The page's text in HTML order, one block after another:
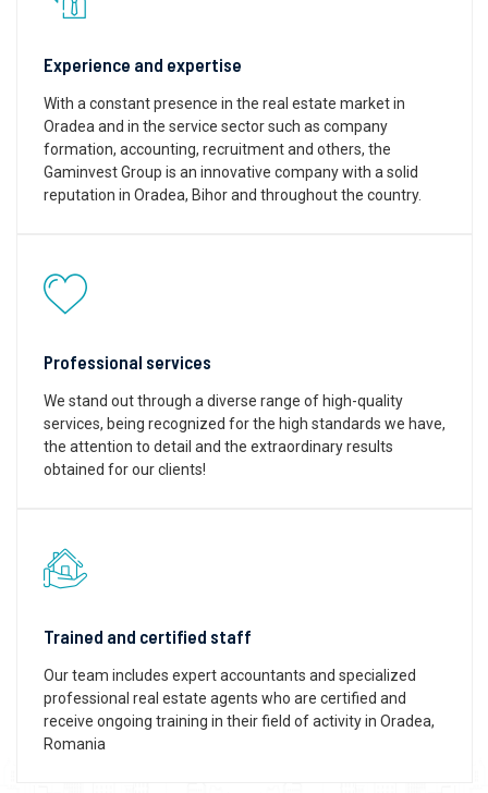
Experience and expertise
With a constant presence in the real estate market in
Oradea and in the service sector such as company
formation, accounting, recruitment and others, the
Gaminvest Group is an innovative company with a solid
reputation in Oradea, Bihor and throughout the country.
Professional services
We stand out through a diverse range of high-quality
services, being recognized for the high standards we have,
the attention to detail and the extraordinary results
obtained for our clients!
Trained and certified staff
Our team includes expert accountants and specialized
professional real estate agents who are certified and
receive ongoing training in their field of activity in Oradea,
Romania